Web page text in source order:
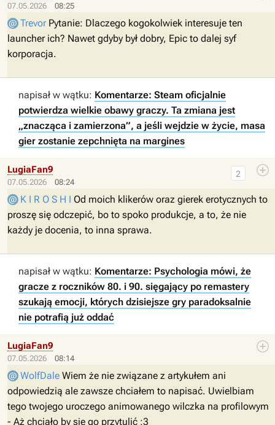
07.05.2026 08:25
TrevorPytanie: Dlaczego kogokolwiek interesuje ten
launcher ich? Nawet gdyby był dobry, Epic to dalej syf
korporacja.
napisał w wątku: Komentarze: Steam oficjalnie
potwierdza wielkie obawy graczy. Ta zmiana jest
„znacząca i zamierzona”, a jeśli wejdzie w życie, masa
gier zostanie zepchnięta na margines
07.05.2026 08:24
2
LugiaFan9
K I R O S H I Od moich klikerów oraz gierek erotycznych to
proszę się odczepić, bo to spoko produkcje, a to, że nie
każdy je docenia, to inna sprawa.
napisał w wątku: Komentarze: Psychologia mówi, że
gracze z roczników 80. i 90. sięgający po remastery
szukają emocji, których dzisiejsze gry paradoksalnie
nie potrafią już oddać
07.05.2026 08:14
LugiaFan9
WolfDale Wiem że nie związane z artykułem ani
odpowiedzią ale zawsze chciałem to napisać. Uwielbiam
tego twojego uroczego animowanego wilczka na profilowym
- Aż chciało by się go przytulić :3